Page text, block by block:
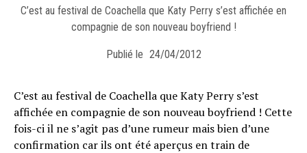
C’est au festival de Coachella que Katy Perry s’est affichée en
compagnie de son nouveau boyfriend !
Publié le 24/04/2012
C’est au festival de Coachella que Katy Perry s’est
affichée en compagnie de son nouveau boyfriend ! Cette
fois-ci il ne s’agit pas d’une rumeur mais bien d’une
confirmation car ils ont été aperçus en train de